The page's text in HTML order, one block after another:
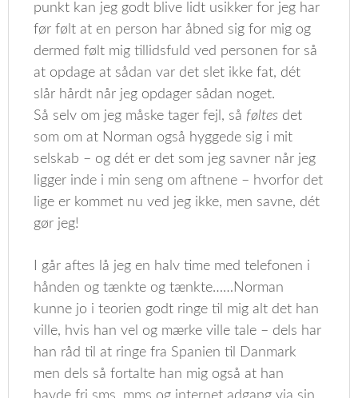
punkt kan jeg godt blive lidt usikker for jeg har
før følt at en person har åbned sig for mig og
dermed følt mig tillidsfuld ved personen for så
at opdage at sådan var det slet ikke fat, dét
slår hårdt når jeg opdager sådan noget.
Så selv om jeg måske tager fejl, så føltes det
som om at Norman også hyggede sig i mit
selskab – og dét er det som jeg savner når jeg
ligger inde i min seng om aftnene – hvorfor det
lige er kommet nu ved jeg ikke, men savne, dét
gør jeg!
I går aftes lå jeg en halv time med telefonen i
hånden og tænkte og tænkte……Norman
kunne jo i teorien godt ringe til mig alt det han
ville, hvis han vel og mærke ville tale – dels har
han råd til at ringe fra Spanien til Danmark
men dels så fortalte han mig også at han